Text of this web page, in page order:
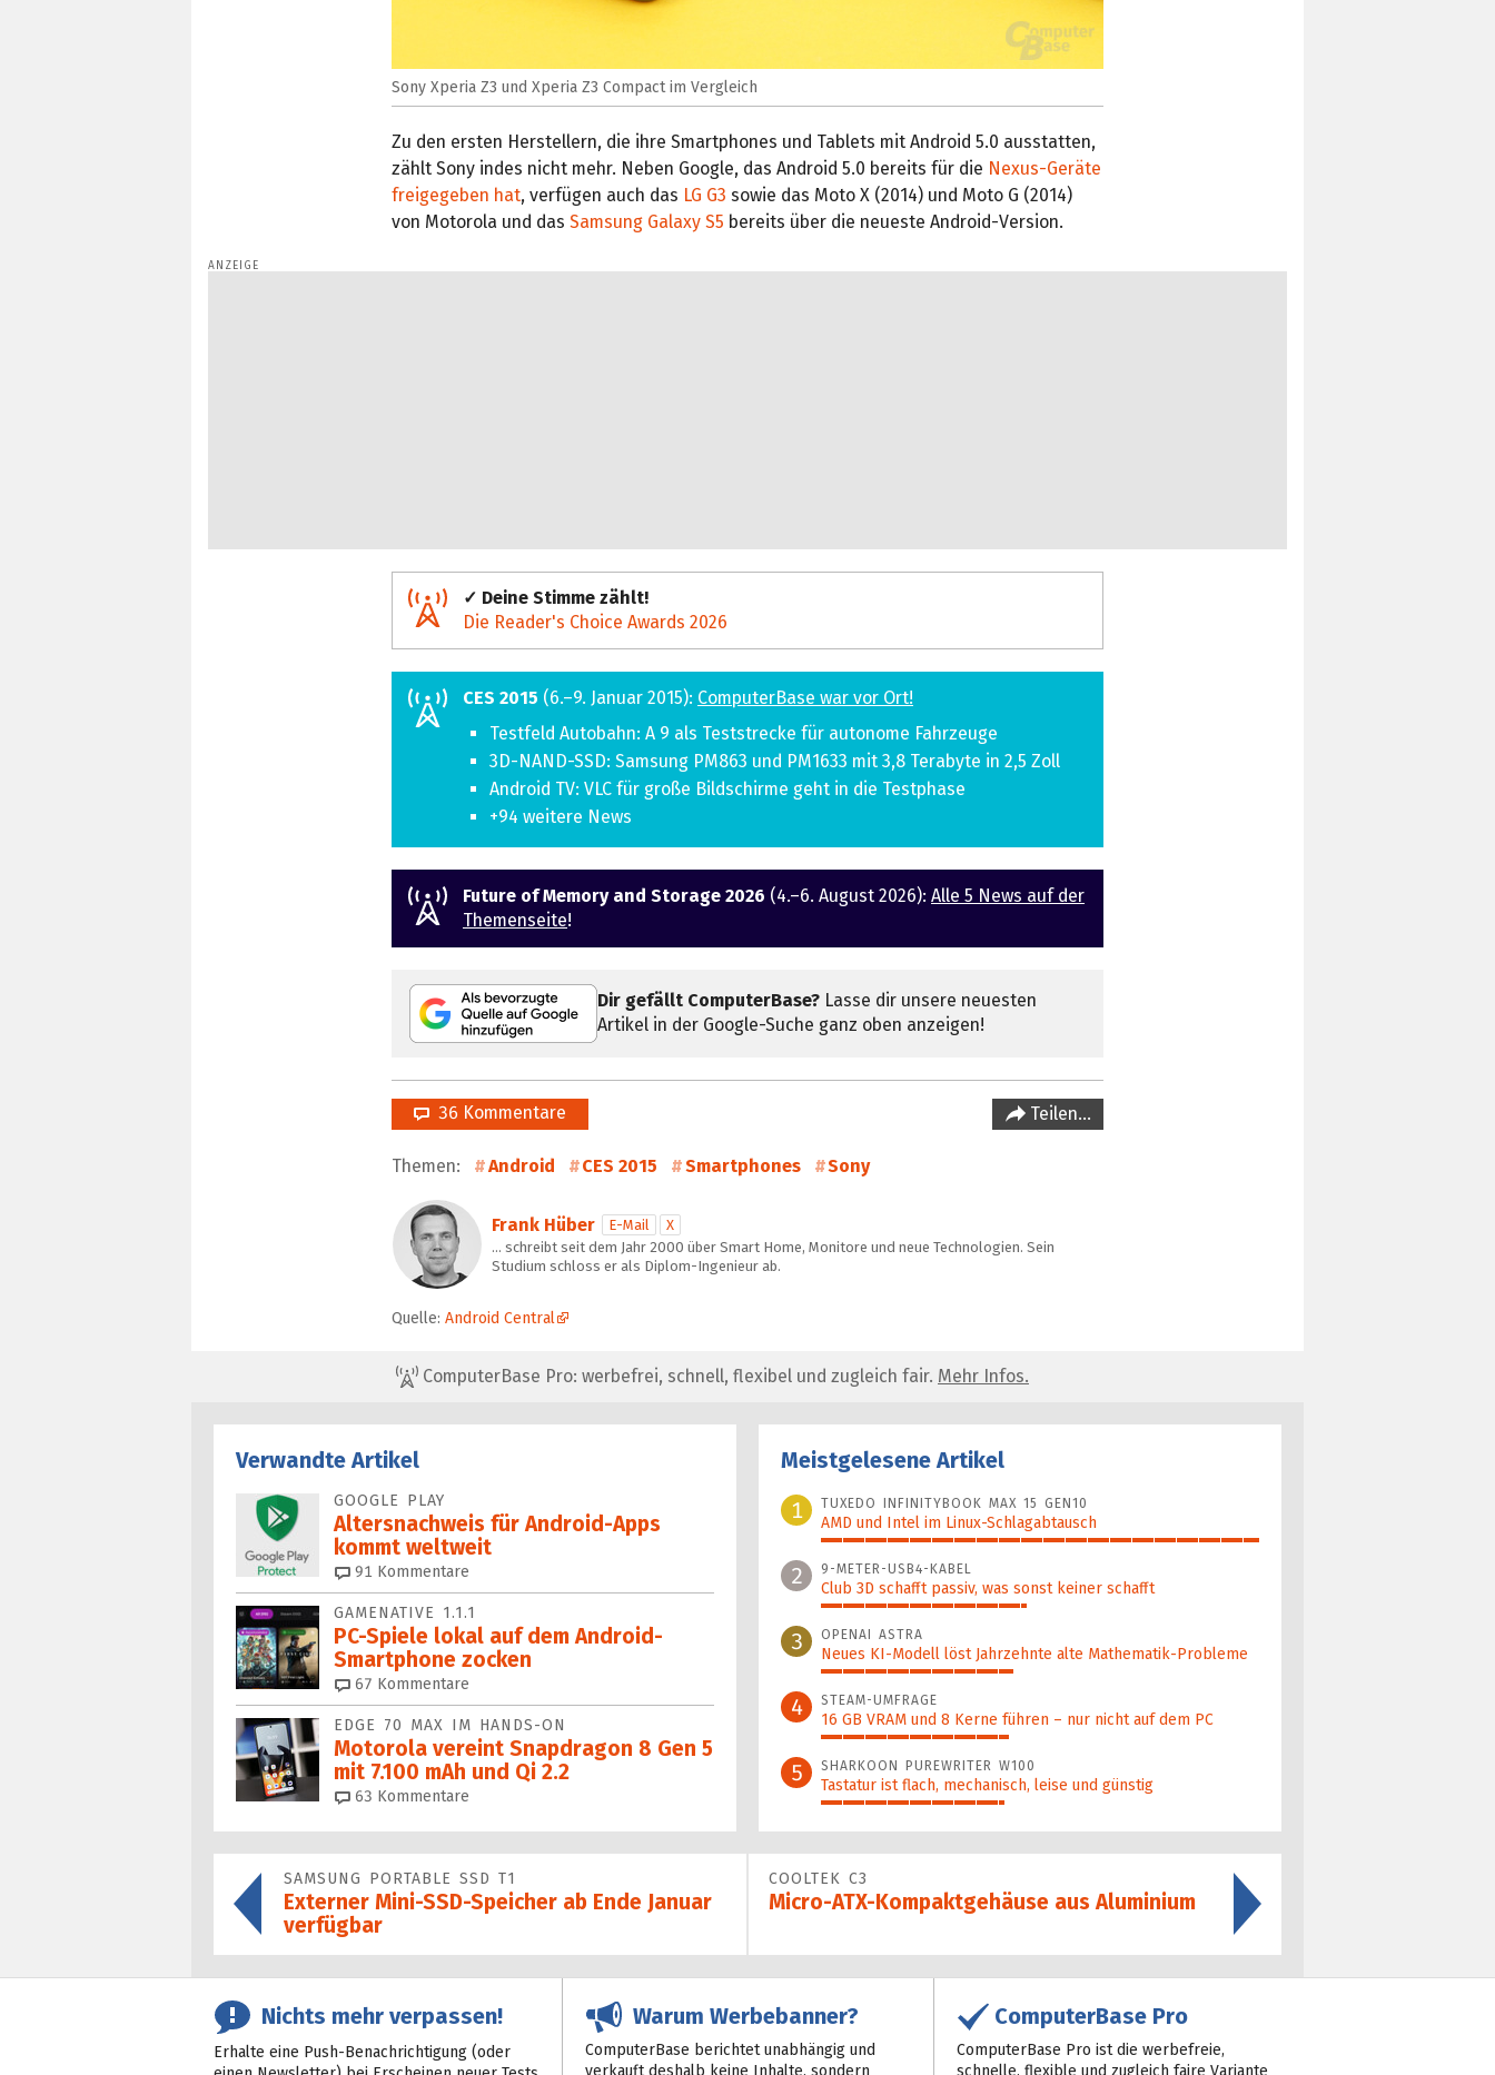
Sony Xperia Z3 und Xperia Z3 Compact im Vergleich
Zu den ersten Herstellern, die ihre Smartphones und Tablets mit Android 5.0 ausstatten,
zählt Sony indes nicht mehr. Neben Google, das Android 5.0 bereits für die Nexus-Geräte
freigegeben hat, verfügen auch das LG G3 sowie das Moto X (2014) und Moto G (2014)
von Motorola und das Samsung Galaxy S5 bereits über die neueste Android-Version.
✓ Deine Stimme zählt!
Die Reader's Choice Awards 2026
CES 2015 (6.–9. Januar 2015): ComputerBase war vor Ort!
Testfeld Autobahn: A 9 als Teststrecke für autonome Fahrzeuge
3D-NAND-SSD: Samsung PM863 und PM1633 mit 3,8 Terabyte in 2,5 Zoll
Android TV: VLC für große Bildschirme geht in die Testphase
+94 weitere News
Future of Memory and Storage 2026 (4.–6. August 2026): Alle 5 News auf der
Themenseite!
Dir gefällt ComputerBase? Lasse dir unsere neuesten
Artikel in der Google-Suche ganz oben anzeigen!
36 Kommentare Teilen…
Themen: Android CES 2015 Smartphones Sony
Frank Hüber E-Mail
X
… schreibt seit dem Jahr 2000 über Smart Home, Monitore und neue Technologien. Sein
Studium schloss er als Diplom-Ingenieur ab.
Quelle: Android Central
ComputerBase Pro: werbefrei, schnell, flexibel und zugleich fair. Mehr Infos.
Verwandte Artikel
GOOGLE PLAY
Altersnachweis für Android-Apps
kommt weltweit
91 Kommentare
GAMENATIVE 1.1.1
PC-Spiele lokal auf dem Android-
Smartphone zocken
67 Kommentare
EDGE 70 MAX IM HANDS-ON
Motorola vereint Snapdragon 8 Gen 5
mit 7.100 mAh und Qi 2.2
63 Kommentare
Meistgelesene Artikel
1
TUXEDO INFINITYBOOK MAX 15 GEN10
AMD und Intel im Linux-Schlagabtausch
100%
2 9-METER-USB4-KABEL
Club 3D schafft passiv, was sonst keiner schafft
47%
3 OPENAI ASTRA
Neues KI-Modell löst Jahr­zehn­te alte Ma­thematik-Pro­ble­me
44%
4 STEAM-UMFRAGE
16 GB VRAM und 8 Kerne führen – nur nicht auf dem PC
43%
5 SHARKOON PUREWRITER W100
Tastatur ist flach, mechanisch, leise und günstig
42%
SAMSUNG PORTABLE SSD T1
Externer Mini-SSD-Speicher ab Ende Januar
verfügbar
COOLTEK C3
Micro-ATX-Kompaktgehäuse aus Aluminium
Nichts mehr verpassen!
Erhalte eine Push-Benachrichtigung (oder
Warum Werbebanner?
ComputerBase berichtet unabhängig und
verkauft deshalb keine Inhalte, sondern
ComputerBase Pro
ComputerBase Pro ist die werbefreie,
schnelle, flexible und zugleich faire Variante